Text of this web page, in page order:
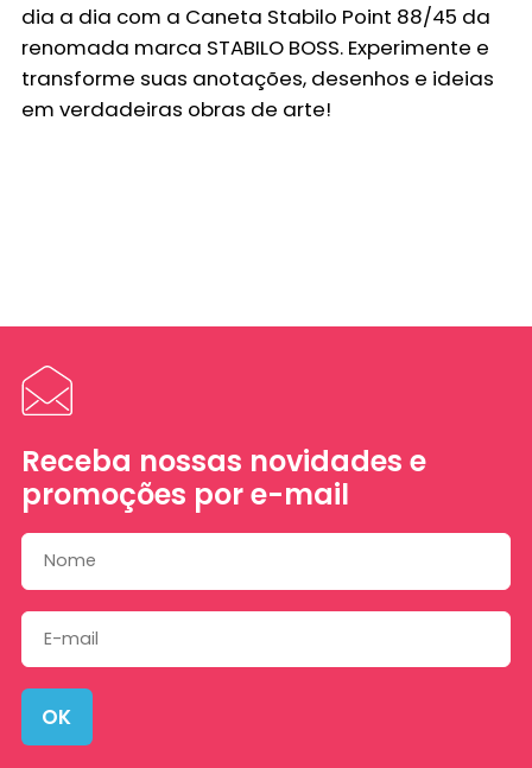
dia a dia com a Caneta Stabilo Point 88/45 da
renomada marca STABILO BOSS. Experimente e
transforme suas anotações, desenhos e ideias
em verdadeiras obras de arte!
Receba nossas novidades e
promoções por e-mail
OK